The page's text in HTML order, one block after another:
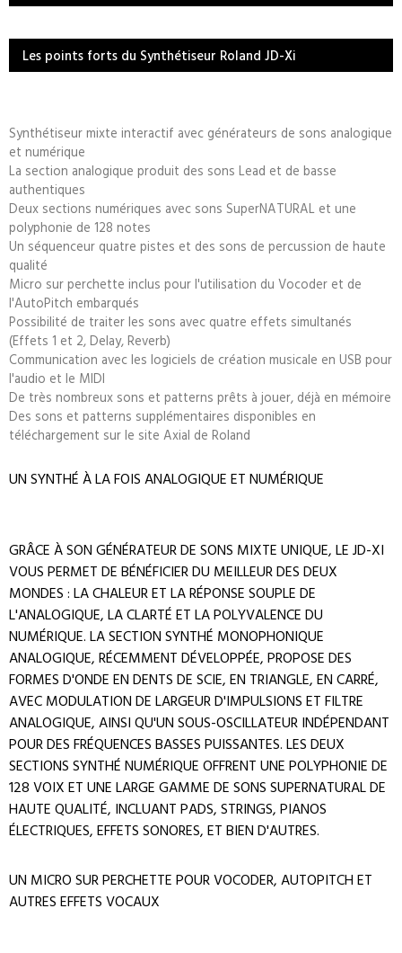
Les points forts du Synthétiseur Roland JD-Xi
Synthétiseur mixte interactif avec générateurs de sons analogique
et numérique
La section analogique produit des sons Lead et de basse
authentiques
Deux sections numériques avec sons SuperNATURAL et une
polyphonie de 128 notes
Un séquenceur quatre pistes et des sons de percussion de haute
qualité
Micro sur perchette inclus pour l'utilisation du Vocoder et de
l'AutoPitch embarqués
Possibilité de traiter les sons avec quatre effets simultanés
(Effets 1 et 2, Delay, Reverb)
Communication avec les logiciels de création musicale en USB pour
l'audio et le MIDI
De très nombreux sons et patterns prêts à jouer, déjà en mémoire
Des sons et patterns supplémentaires disponibles en
téléchargement sur le site Axial de Roland
UN SYNTHÉ À LA FOIS ANALOGIQUE ET NUMÉRIQUE
GRÂCE À SON GÉNÉRATEUR DE SONS MIXTE UNIQUE, LE JD-XI
VOUS PERMET DE BÉNÉFICIER DU MEILLEUR DES DEUX
MONDES : LA CHALEUR ET LA RÉPONSE SOUPLE DE
L'ANALOGIQUE, LA CLARTÉ ET LA POLYVALENCE DU
NUMÉRIQUE. LA SECTION SYNTHÉ MONOPHONIQUE
ANALOGIQUE, RÉCEMMENT DÉVELOPPÉE, PROPOSE DES
FORMES D'ONDE EN DENTS DE SCIE, EN TRIANGLE, EN CARRÉ,
AVEC MODULATION DE LARGEUR D'IMPULSIONS ET FILTRE
ANALOGIQUE, AINSI QU'UN SOUS-OSCILLATEUR INDÉPENDANT
POUR DES FRÉQUENCES BASSES PUISSANTES. LES DEUX
SECTIONS SYNTHÉ NUMÉRIQUE OFFRENT UNE POLYPHONIE DE
128 VOIX ET UNE LARGE GAMME DE SONS SUPERNATURAL DE
HAUTE QUALITÉ, INCLUANT PADS, STRINGS, PIANOS
ÉLECTRIQUES, EFFETS SONORES, ET BIEN D'AUTRES.
UN MICRO SUR PERCHETTE POUR VOCODER, AUTOPITCH ET
AUTRES EFFETS VOCAUX